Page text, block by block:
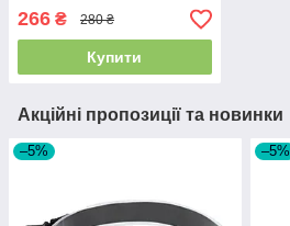
266 ₴ 280 ₴
Купити
Акційні пропозиції та новинки
–5% –5%